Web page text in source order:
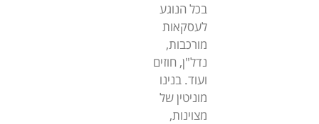
בכל הנוגע
לעסקאות
מורכבות,
נדל"ן, חוזים
ועוד. בנינו
מוניטין של
מצוינות,